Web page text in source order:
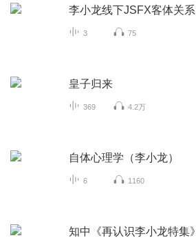
李小龙线下JSFX客体关系
3 75
皇子归来
369 4.2万
自体心理学（李小龙）
6 1160
知中《再认识李小龙特集》